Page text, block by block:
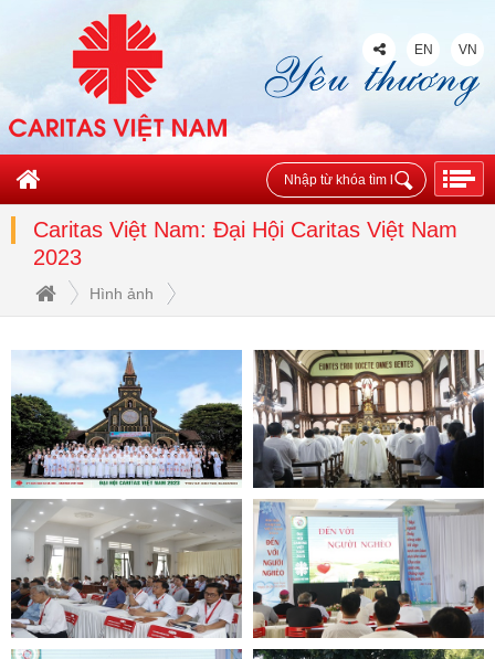
EN VN
Caritas Việt Nam: Đại Hội Caritas Việt Nam
2023
Hình ảnh